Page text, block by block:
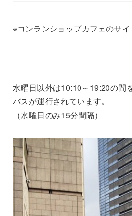
※コンランショップカフェのサイ
水曜日以外は10:10～19:20の間
バスが運行されています。
（水曜日のみ15分間隔）